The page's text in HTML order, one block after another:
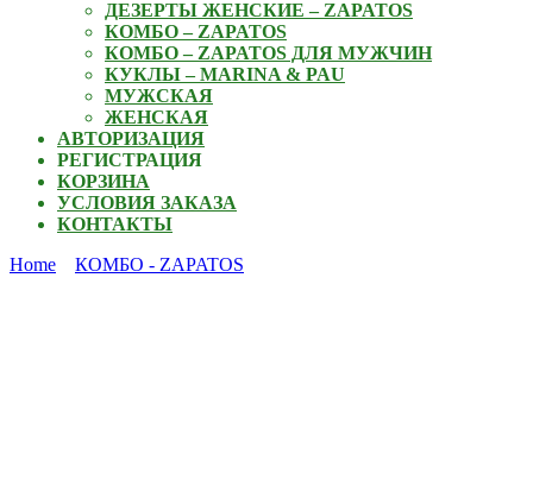
ДЕЗЕРТЫ ЖЕНСКИЕ – ZAPATOS
КОМБО – ZAPATOS
КОМБО – ZAPATOS ДЛЯ МУЖЧИН
КУКЛЫ – MARINA & PAU
МУЖСКАЯ
ЖЕНСКАЯ
АВТОРИЗАЦИЯ
РЕГИСТРАЦИЯ
КОРЗИНА
УСЛОВИЯ ЗАКАЗА
КОНТАКТЫ
Home
КОМБО - ZAPATOS